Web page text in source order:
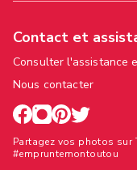
Contact et
Consulter l'assistance
Nous contacter
Partagez vos photos sur
#empruntemontoutou